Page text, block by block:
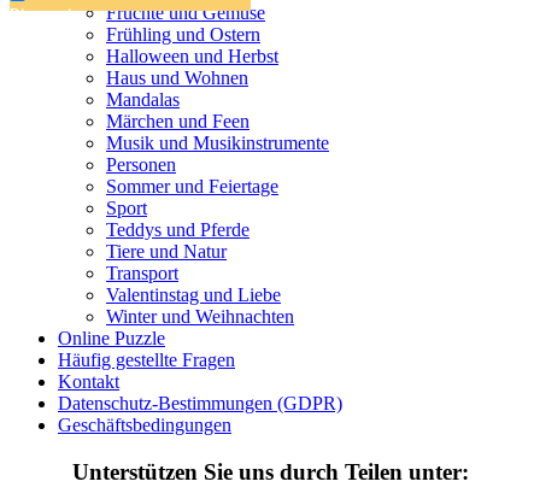
Dinosaurier
Früchte und Gemüse
Frühling und Ostern
Halloween und Herbst
Haus und Wohnen
Märchen und Feen
Musik und Musikinstrumente
Personen
Sommer und Feiertage
Sport
Früchte und Gemüse
Frühling und Ostern
Halloween und Herbst
Haus und Wohnen
Mandalas
Märchen und Feen
Musik und Musikinstrumente
Personen
Sommer und Feiertage
Sport
Teddys und Pferde
Tiere und Natur
Transport
Valentinstag und Liebe
Winter und Weihnachten
Online Puzzle
Häufig gestellte Fragen
Kontakt
Datenschutz-Bestimmungen (GDPR)
Geschäftsbedingungen
Unterstützen Sie uns durch Teilen unter: